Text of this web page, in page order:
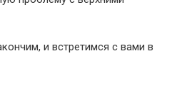
и встретимся с вами в